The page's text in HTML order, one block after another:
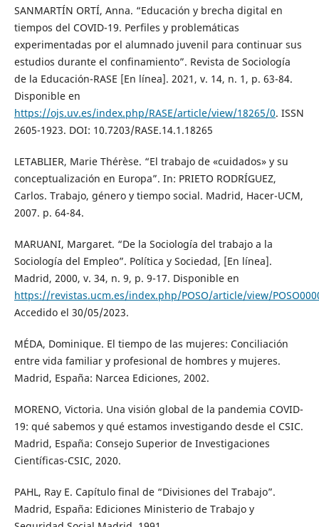
SANMARTÍN ORTÍ, Anna. “Educación y brecha digital en
tiempos del COVID-19. Perfiles y problemáticas
experimentadas por el alumnado juvenil para continuar sus
estudios durante el confinamiento”. Revista de Sociología
de la Educación-RASE [En línea]. 2021, v. 14, n. 1, p. 63-84.
Disponible en
https://ojs.uv.es/index.php/RASE/article/view/18265/0. ISSN
2605-1923. DOI: 10.7203/RASE.14.1.18265
LETABLIER, Marie Thérèse. “El trabajo de «cuidados» y su
conceptualización en Europa”. In: PRIETO RODRÍGUEZ,
Carlos. Trabajo, género y tiempo social. Madrid, Hacer-UCM,
2007. p. 64-84.
MARUANI, Margaret. “De la Sociología del trabajo a la
Sociología del Empleo”. Política y Sociedad, [En línea].
Madrid, 2000, v. 34, n. 9, p. 9-17. Disponible en
https://revistas.ucm.es/index.php/POSO/article/view/
Accedido el 30/05/2023.
MÉDA, Dominique. El tiempo de las mujeres: Conciliación
entre vida familiar y profesional de hombres y mujeres.
Madrid, España: Narcea Ediciones, 2002.
MORENO, Victoria. Una visión global de la pandemia COVID-
19: qué sabemos y qué estamos investigando desde el CSIC.
Madrid, España: Consejo Superior de Investigaciones
Científicas-CSIC, 2020.
PAHL, Ray E. Capítulo final de “Divisiones del Trabajo”.
Madrid, España: Ediciones Ministerio de Trabajo y